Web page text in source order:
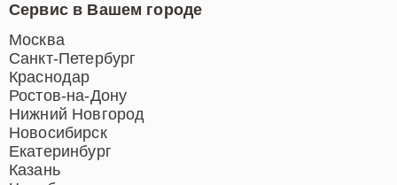
Сервис в Вашем городе
Москва
Санкт-Петербург
Краснодар
Ростов-на-Дону
Нижний Новгород
Новосибирск
Екатеринбург
Казань
Ремонт индукционных плит
Ремонт роботов-пылесосов
Ремонт гладильных систем
Ремонт отпаривателей
Ремонт вертикальных
пылесосов